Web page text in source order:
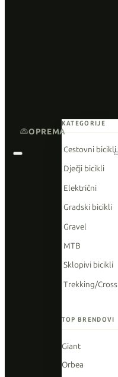
KATEGORIJE
Cestovni bicikli
Dječji bicikli
Električni
Gradski bicikli
Gravel
MTB
Sklopivi bicikli
Trekking/Cross
TOP BRENDOVI
Giant
Orbea
OPREMA